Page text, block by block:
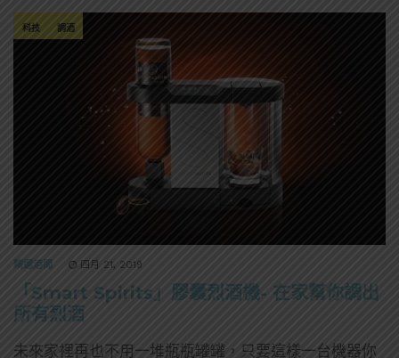
科技 調酒
精選酒聞 四月 21, 2019
「Smart Spirits」膠囊烈酒機- 在家幫你調出
所有烈酒
未來家裡再也不用一堆瓶瓶罐罐，只要這樣一台機器你